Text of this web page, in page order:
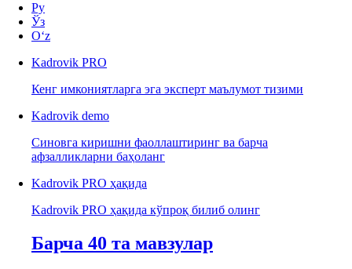
Ру
Ўз
Oʻz
Kadrovik PRO
Кенг имкониятларга эга эксперт маълумот тизими
Kadrovik demo
Синовга киришни фаоллаштиринг ва барча
афзалликларни баҳоланг
Kadrovik PRO ҳақида
Kadrovik PRO ҳақида кўпроқ билиб олинг
Барча 40 та мавзулар